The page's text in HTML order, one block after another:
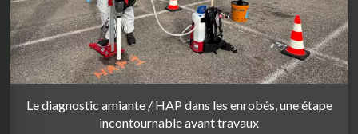
Le diagnostic amiante / HAP dans les enrobés, une étape
incontournable avant travaux